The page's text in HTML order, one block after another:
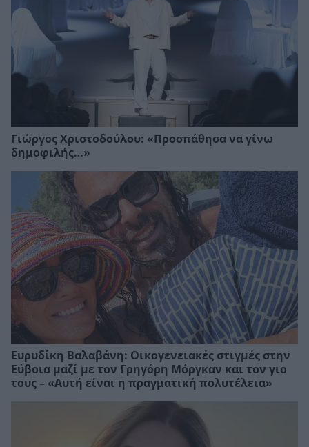
Γιώργος Χριστοδούλου: «Προσπάθησα να γίνω
δημοφιλής…»
Ευρυδίκη Βαλαβάνη: Οικογενειακές στιγμές στην
Εύβοια μαζί με τον Γρηγόρη Μόργκαν και τον γιο
τους – «Αυτή είναι η πραγματική πολυτέλεια»